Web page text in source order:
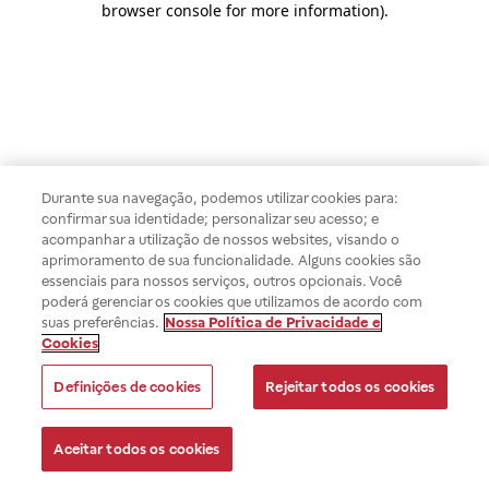
browser console for more information).
Durante sua navegação, podemos utilizar cookies para:
confirmar sua identidade; personalizar seu acesso; e
acompanhar a utilização de nossos websites, visando o
aprimoramento de sua funcionalidade. Alguns cookies são
essenciais para nossos serviços, outros opcionais. Você
poderá gerenciar os cookies que utilizamos de acordo com
suas preferências. Nossa Política de Privacidade e
Cookies
Definições de cookies Rejeitar todos os cookies
Aceitar todos os cookies